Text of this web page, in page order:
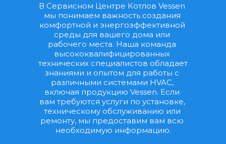
В Сервисном Центре Котлов Vessen
мы понимаем важность создания
комфортной и энергоэффективной
среды для вашего дома или
рабочего места. Наша команда
высококвалифицированных
технических специалистов обладает
знаниями и опытом для работы с
различными системами HVAC,
включая продукцию Vessen. Если
вам требуются услуги по установке,
техническому обслуживанию или
ремонту, мы предоставим вам всю
необходимую информацию.